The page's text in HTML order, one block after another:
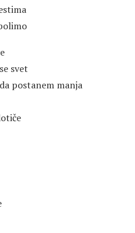
svet
postanem manja